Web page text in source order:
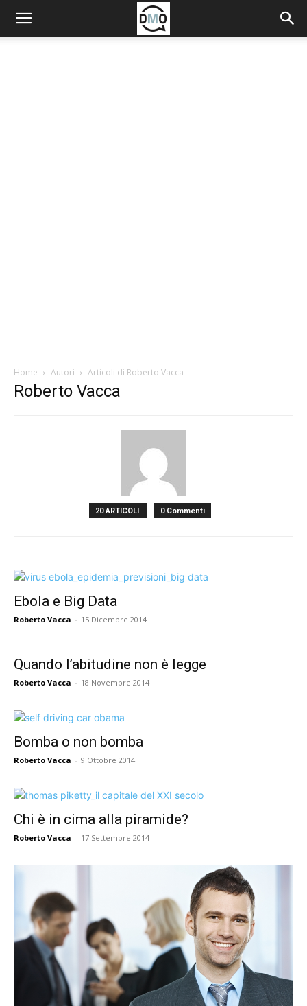
Home Autori Articoli di Roberto Vacca
Roberto Vacca
20 ARTICOLI 0 Commenti
Ebola e Big Data
Roberto Vacca - 15 Dicembre 2014
Quando l’abitudine non è legge
Roberto Vacca - 18 Novembre 2014
Bomba o non bomba
Roberto Vacca - 9 Ottobre 2014
Chi è in cima alla piramide?
Roberto Vacca - 17 Settembre 2014